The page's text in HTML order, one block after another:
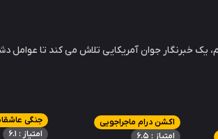
یک خبرنگار جوان آمریکایی تلاش می کند تا عوامل
اکشن درام ماجراجویی
امتیاز : 6.5
جنگی
امتیاز : 6.1